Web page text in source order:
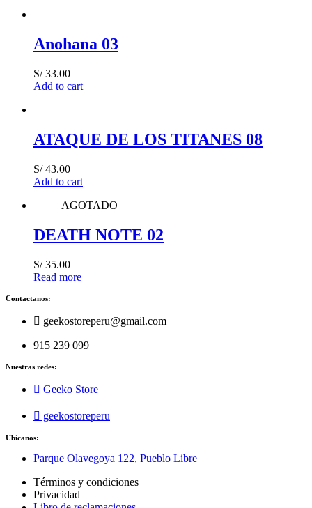
Anohana 03
S/33.00
Add to cart
ATAQUE DE LOS TITANES 08
S/43.00
Add to cart
AGOTADO
DEATH NOTE 02
S/35.00
Read more
Contactanos:
geekostoreperu@gmail.com
915 239 099
Nuestras redes:
Geeko Store
geekostoreperu
Ubicanos:
Parque Olavegoya 122, Pueblo Libre
Términos y condiciones
Privacidad